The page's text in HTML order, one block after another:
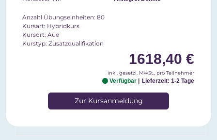
Anzahl Übungseinheiten: 80
Kursart: Hybridkurs
Kursort: Aue
Kurstyp: Zusatzqualifikation
1618,40 €
inkl. gesetzl. MwSt., pro Teilnehmer
Verfügbar Lieferzeit: 1-2 Tage
Zur Kursanmeldung